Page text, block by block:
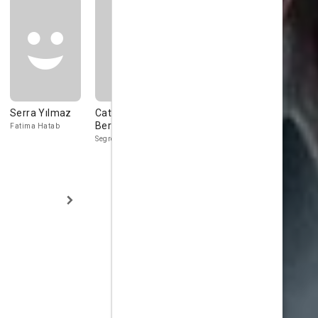
Serra Yılmaz
Fatima Hatab
Caterina
Bertone
Segretaria
Gabriele
Paolucci